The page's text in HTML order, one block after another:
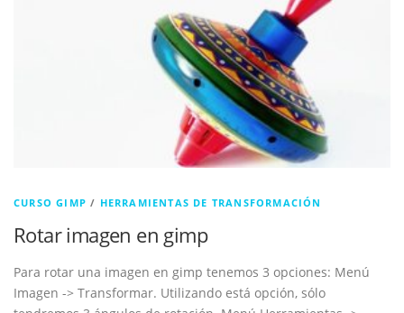
CURSO GIMP / HERRAMIENTAS DE TRANSFORMACIÓN
Rotar imagen en gimp
Para rotar una imagen en gimp tenemos 3 opciones: Menú
Imagen -> Transformar. Utilizando está opción, sólo